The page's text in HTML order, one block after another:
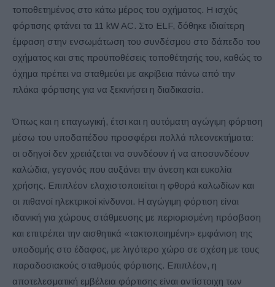
τοποθετημένος στο κάτω μέρος του οχήματος. Η ισχύς
φόρτισης φτάνει τα 11 kW AC. Στο ELF, δόθηκε ιδιαίτερη
έμφαση στην ενσωμάτωση του συνδέσμου στο δάπεδο του
οχήματος και στις προϋποθέσεις τοποθέτησής του, καθώς το
όχημα πρέπει να σταθμεύει με ακρίβεια πάνω από την
πλάκα φόρτισης για να ξεκινήσει η διαδικασία.
Όπως και η επαγωγική, έτσι και η αυτόματη αγώγιμη φόρτιση
μέσω του υποδαπέδου προσφέρει πολλά πλεονεκτήματα:
οι οδηγοί δεν χρειάζεται να συνδέουν ή να αποσυνδέουν
καλώδια, γεγονός που αυξάνει την άνεση και ευκολία
χρήσης. Επιπλέον ελαχιστοποιείται η φθορά καλωδίων και
οι πιθανοί ηλεκτρικοί κίνδυνοι. Η αγώγιμη φόρτιση είναι
ιδανική για χώρους στάθμευσης με περιορισμένη πρόσβαση
και επιτρέπει την αισθητικά «τακτοποιημένη» εμφάνιση της
υποδομής στο έδαφος, με λιγότερο χώρο σε σχέση με τους
παραδοσιακούς σταθμούς φόρτισης. Επιπλέον, η
αποτελεσματική εμβέλεια φόρτισης είναι αντίστοιχη των